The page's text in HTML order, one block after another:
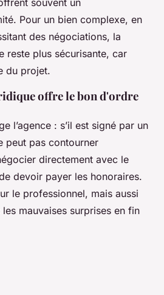
Pour un bien complexe, en
des négociations, la
reste plus sécurisante, car
du projet.
offre le bon d'ordre
l’agence : s’il est signé par un
peut pas contourner
directement avec le
devoir payer les honoraires.
le professionnel, mais aussi
mauvaises surprises en fin